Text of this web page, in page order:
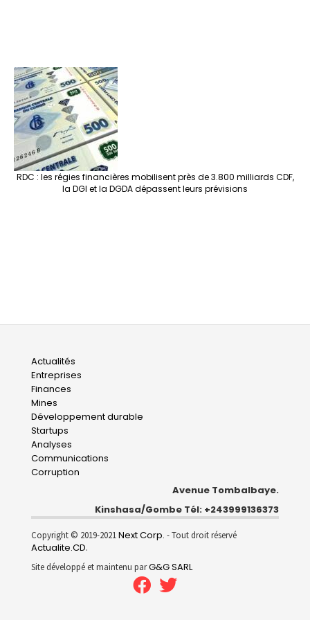
RDC : les régies financières mobilisent près de 3.800 milliards CDF,
la DGI et la DGDA dépassent leurs prévisions
Main
navigation
Actualités
Entreprises
Finances
Mines
Développement durable
Startups
Analyses
Communications
Corruption
Avenue Tombalbaye.
Kinshasa/Gombe Tél: +243999136373
Copyright © 2019-2021Next Corp. - Tout droit réservé
Actualite.CD.
Site développé et maintenu parG&G SARL